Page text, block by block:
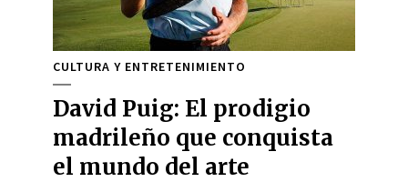
CULTURA Y ENTRETENIMIENTO
David Puig: El prodigio
madrileño que conquista
el mundo del arte